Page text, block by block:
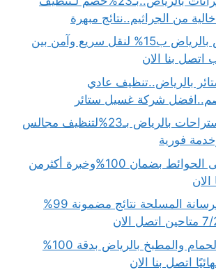
من الجراثيم..نتائج مبهرة
ونيت نقل عفش بالرياض ب15% لنقل سريع وآمن بين
اتصل بنا الان
بالرياض..تنظيف عادي
شركة تنظيف استراحات بالرياض بـ23%لتنظيف مجالس
فورية
علاج الرطوبة فى الحوائط بضمان 100%وخبرة أكثرمن
قص وتخريم الخرسانة المسلحة نتائج مضمونة 99%
تأسيس سباكة الحمام والمطبخ بالرياض بدقة 100%
اتصل بنا الان